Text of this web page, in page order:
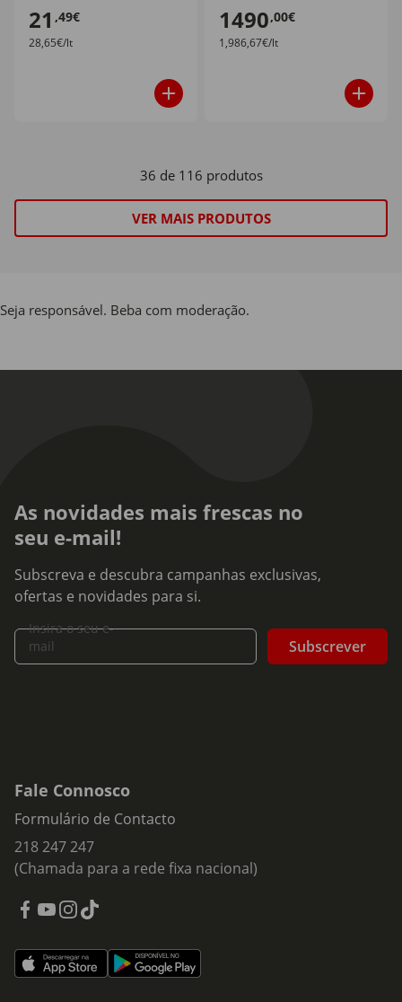
21 ,49€
28,65€/lt
1490,00€
1,986,67€/lt
36 de 116 produtos
VER MAIS PRODUTOS
Seja responsável. Beba com moderação.
As novidades mais frescas no
seu e-mail!
Subscreva e descubra campanhas exclusivas,
ofertas e novidades para si.
Insira o seu e-
mail
Subscrever
Fale Connosco
Formulário de Contacto
218 247 247
(Chamada para a rede fixa nacional)